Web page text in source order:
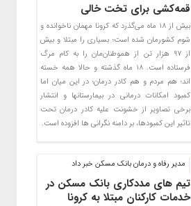
قمه‌کشی برای تخت خالی
بیش از ۱۸ ماه می‌گذرد که کرونا مهمان ناخوانده و
شوم کشورمان شده است؛ بسیاری را مبتلا و بیش
از ۹۷ هزار تن از هموطنان‌مان را به کام مرگ
فرستاده است. ۱۸ ماه گذشته و حالا همه خسته
اند؛ هم مردم و هم کادر درمان؛ در این میان اما
کمبود امکانات درمانی در بیمارستانها و انتشار
برخی تصاویر از خشونت علیه کادر درمان تحت
تاثیر این کمبودها، بر دامنه نگرانی ها افزوده است.
مدیر رفاه و درمان بانک مسکن خبر داد
تیم­ های مددکاری بانک مسکن در
خدمات کارکنان مبتلا به کرونا